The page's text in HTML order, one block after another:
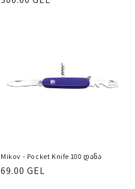
Mikov - Pocket Knife 100 დანა
რეგულარული
69.00 GEL